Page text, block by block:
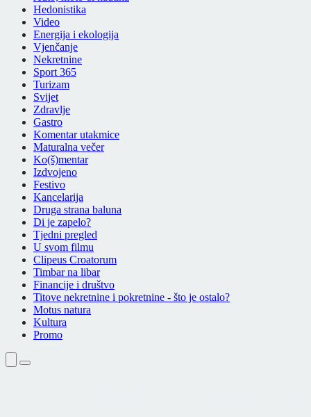
Hedonistika
Video
Energija i ekologija
Vjenčanje
Nekretnine
Sport 365
Turizam
Svijet
Zdravlje
Gastro
Komentar utakmice
Maturalna večer
Ko(š)mentar
Izdvojeno
Festivo
Kancelarija
Druga strana baluna
Di je zapelo?
Tjedni pregled
U svom filmu
Clipeus Croatorum
Timbar na libar
Financije i društvo
Titove nekretnine i pokretnine - što je ostalo?
Motus natura
Kultura
Promo